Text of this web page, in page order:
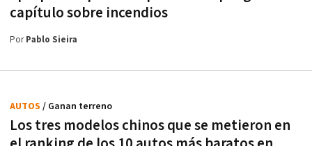
capítulo sobre incendios
PorPablo Sieira
Los tres modelos chinos que se metieron en
AUTOS / Ganan terreno